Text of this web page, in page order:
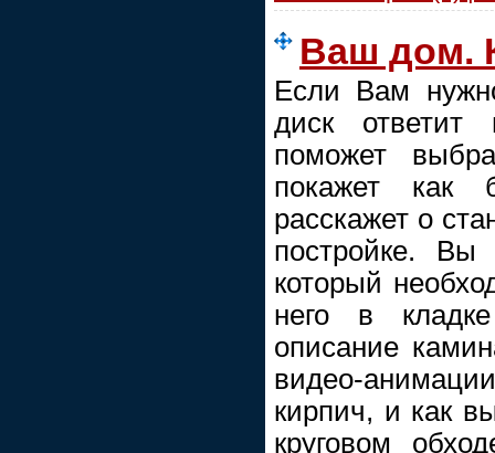
Ваш дом.
Если Вам
диск
поможет
покажет как
расскажет о
постройке. Вы
который
него в
описание
видео-
кирпич, и как
круговом